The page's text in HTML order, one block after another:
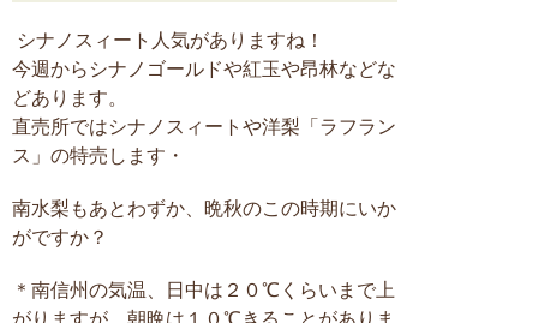
シナノスィート人気がありますね！
今週からシナノゴールドや紅玉や昂林などな
どあります。
直売所ではシナノスィートや洋梨「ラフラン
ス」の特売します・
南水梨もあとわずか、晩秋のこの時期にいか
がですか？
＊南信州の気温、日中は２０℃くらいまで上
がりますが、朝晩は１０℃きることがありま